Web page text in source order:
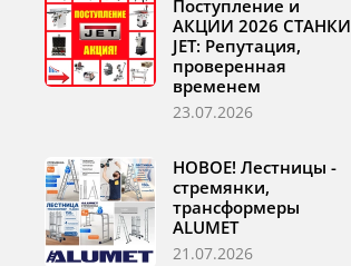
Поступление и
АКЦИИ 2026 СТАНКИ
JET: Репутация,
проверенная
временем
23.07.2026
НОВОЕ! Лестницы -
стремянки,
трансформеры
ALUMET
21.07.2026